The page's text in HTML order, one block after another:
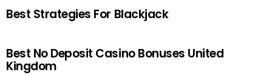
Best Strategies For Blackjack
Best No Deposit Casino Bonuses United
Kingdom